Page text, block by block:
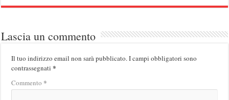
Lascia un commento
Il tuo indirizzo email non sarà pubblicato.I campi obbligatori sono
contrassegnati*
Commento *